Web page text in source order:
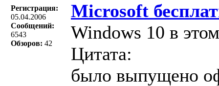
Регистрация:
05.04.2006
Сообщений:
6543
Обзоров: 42
Microsoft
Windows 10 в
Цитата:
было выпущено